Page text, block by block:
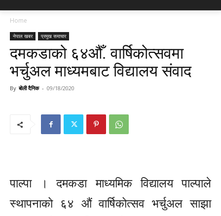
Home
नेपाल खबर प्रमुख समाचार
दमकडाको ६४औँ. वार्षिकोत्सवमा
भर्चुअल माध्यमबाट विद्यालय संवाद
By बोली दैनिक - 09/18/2020
पाल्पा । दमकडा माध्यमिक विद्यालय पाल्पाले
स्थापनाको ६४ औं वार्षिकोत्सव भर्चुअल साझा